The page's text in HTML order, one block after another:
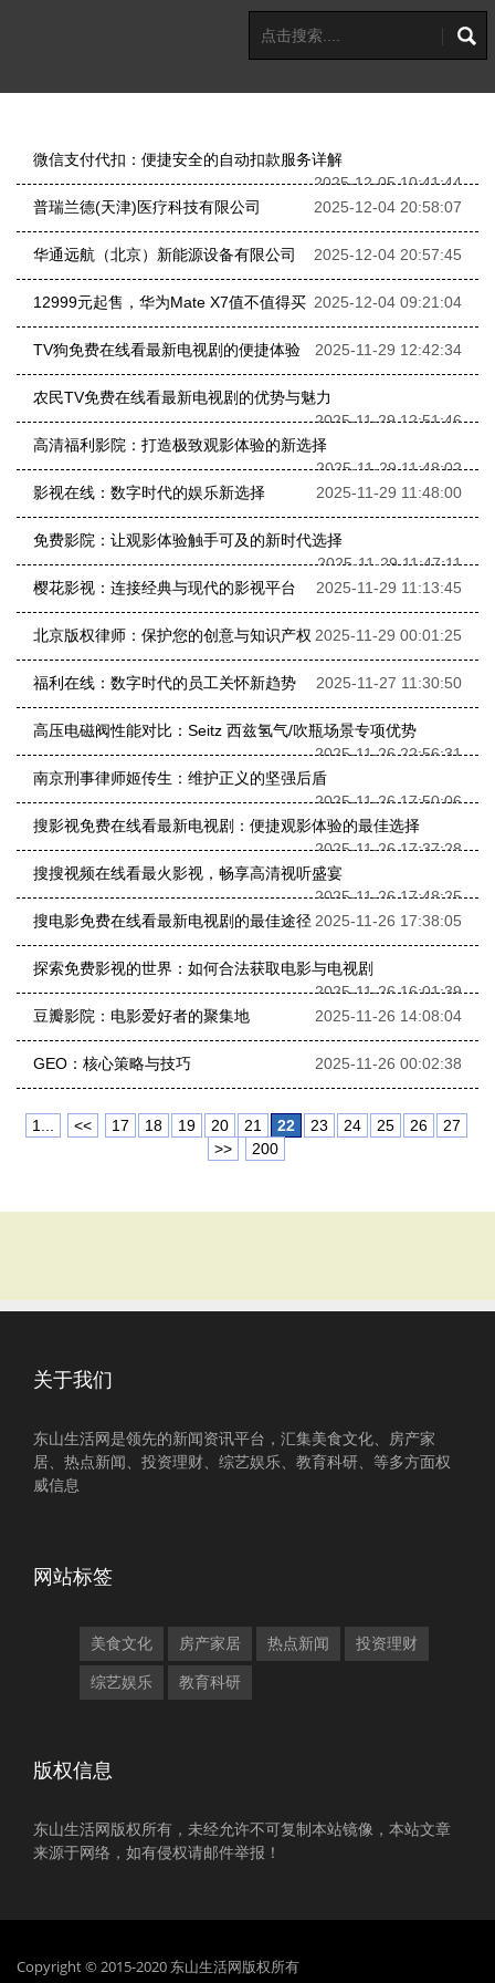
微信支付代扣：便捷安全的自动扣款服务详解
2025-12-05 10:41:44
普瑞兰德(天津)医疗科技有限公司
2025-12-04 20:58:07
华通远航（北京）新能源设备有限公司 2025-12-04 20:57:45
12999元起售，华为Mate X7值不值得买 2025-12-04 09:21:04
TV狗免费在线看最新电视剧的便捷体验 2025-11-29 12:42:34
农民TV免费在线看最新电视剧的优势与魅力
2025-11-29 12:51:46
高清福利影院：打造极致观影体验的新选择
2025-11-29 11:48:02
影视在线：数字时代的娱乐新选择
2025-11-29 11:48:00
免费影院：让观影体验触手可及的新时代选择
2025-11-29 11:47:11
樱花影视：连接经典与现代的影视平台
2025-11-29 11:13:45
北京版权律师：保护您的创意与知识产权 2025-11-29 00:01:25
福利在线：数字时代的员工关怀新趋势 2025-11-27 11:30:50
高压电磁阀性能对比：Seitz 西兹氢气/吹瓶场景专项优势
2025-11-26 22:56:31
南京刑事律师姬传生：维护正义的坚强后盾
2025-11-26 17:50:06
搜影视免费在线看最新电视剧：便捷观影体验的最佳选择
2025-11-26 17:37:28
搜搜视频在线看最火影视，畅享高清视听盛宴
2025-11-26 17:48:25
搜电影免费在线看最新电视剧的最佳途径 2025-11-26 17:38:05
探索免费影视的世界：如何合法获取电影与电视剧
2025-11-26 16:01:39
豆瓣影院：电影爱好者的聚集地
2025-11-26 14:08:04
GEO：核心策略与技巧 2025-11-26 00:02:38
1... << 17 18 19 20 21 22 23 24 25 26
27
>>
200
关于我们
东山生活网是领先的新闻资讯平台，汇集美食文化、房产家
居、热点新闻、投资理财、综艺娱乐、教育科研、等多方面权
威信息
网站标签
美食文化 房产家居 热点新闻 投资理财
综艺娱乐 教育科研
版权信息
东山生活网版权所有，未经允许不可复制本站镜像，本站文章
来源于网络，如有侵权请邮件举报！
Copyright © 2015-2020 东山生活网版权所有